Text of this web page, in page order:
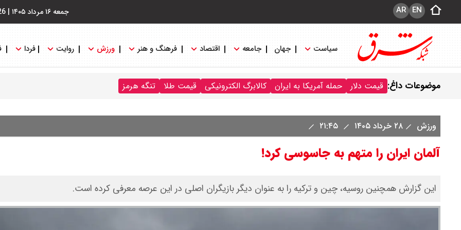
جمعه ۱۶ مرداد ۱۴۰۵ | EN
AR
سیاست جهان جامعه اقتصاد فرهنگ و هنر ورزش روایت فردا
موضوعات داغ: قیمت دلار حمله آمریکا به ایران کالابرگ الکترونیکی قیمت طلا تنگه هرمز
ورزش ۲۸ خرداد ۱۴۰۵
آلمان ایران را متهم به جاسوسی کرد!
این گزارش همچنین روسیه، چین و ترکیه را به عنوان دیگر بازیگران اصلی در این عرصه معرفی کرده است.